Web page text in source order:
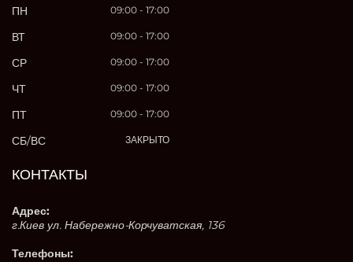
ПН 09:00 - 17:00
ВТ 09:00 - 17:00
СР 09:00 - 17:00
ЧТ 09:00 - 17:00
ПТ 09:00 - 17:00
СБ/ВС ЗАКРЫТО
КОНТАКТЫ
Адрес:
г.Киев ул. Набережно-Корчуватская, 136
Телефоны: